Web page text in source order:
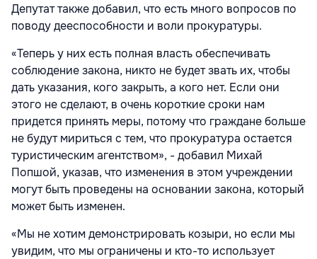
Депутат также добавил, что есть много вопросов по
поводу дееспособности и воли прокуратуры.
«Теперь у них есть полная власть обеспечивать
соблюдение закона, никто не будет звать их, чтобы
дать указания, кого закрыть, а кого нет. Если они
этого не сделают, в очень короткие сроки нам
придется принять меры, потому что граждане больше
не будут мириться с тем, что прокуратура остается
туристическим агентством», - добавил Михай
Попшой, указав, что изменения в этом учреждении
могут быть проведены на основании закона, который
может быть изменен.
«Мы не хотим демонстрировать козыри, но если мы
увидим, что мы ограничены и кто-то использует